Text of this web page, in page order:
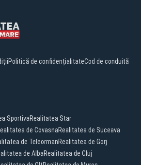
Politică de confidențialitateCod de conduită
SportivaRealitatea Star
de CovasnaRealitatea de Suceava
de TeleormanRealitatea de Gorj
de AlbaRealitatea de Cluj